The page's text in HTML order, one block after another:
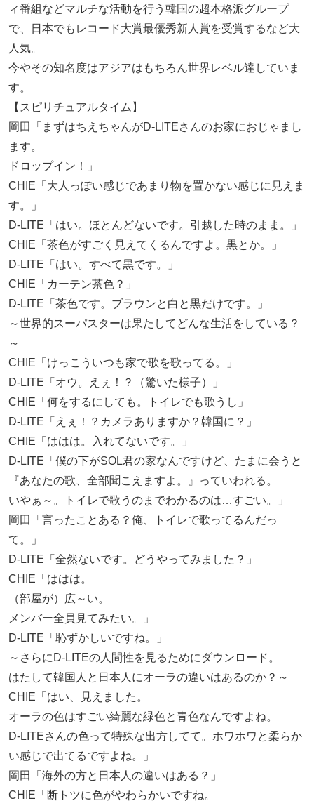
ィ番組などマルチな活動を行う韓国の超本格派グループ
で、日本でもレコード大賞最優秀新人賞を受賞するなど大
人気。
今やその知名度はアジアはもちろん世界レベル達していま
す。
【スピリチュアルタイム】
岡田「まずはちえちゃんがD-LITEさんのお家におじゃまし
ます。
ドロップイン！」
CHIE「大人っぽい感じであまり物を置かない感じに見えま
す。」
D-LITE「はい。ほとんどないです。引越した時のまま。」
CHIE「茶色がすごく見えてくるんですよ。黒とか。」
D-LITE「はい。すべて黒です。」
CHIE「カーテン茶色？」
D-LITE「茶色です。ブラウンと白と黒だけです。」
～世界的スーパスターは果たしてどんな生活をしている？
～
CHIE「けっこういつも家で歌を歌ってる。」
D-LITE「オウ。えぇ！？（驚いた様子）」
CHIE「何をするにしても。トイレでも歌うし」
D-LITE「えぇ！？カメラありますか？韓国に？」
CHIE「ははは。入れてないです。」
D-LITE「僕の下がSOL君の家なんですけど、たまに会うと
『あなたの歌、全部聞こえますよ。』っていわれる。
いやぁ～。トイレで歌うのまでわかるのは…すごい。」
岡田「言ったことある？俺、トイレで歌ってるんだっ
て。」
D-LITE「全然ないです。どうやってみました？」
CHIE「ははは。
（部屋が）広～い。
メンバー全員見てみたい。」
D-LITE「恥ずかしいですね。」
～さらにD-LITEの人間性を見るためにダウンロード。
はたして韓国人と日本人にオーラの違いはあるのか？～
CHIE「はい、見えました。
オーラの色はすごい綺麗な緑色と青色なんですよね。
D-LITEさんの色って特殊な出方してて。ホワホワと柔らか
い感じで出てるですよね。」
岡田「海外の方と日本人の違いはある？」
CHIE「断トツに色がやわらかいですね。